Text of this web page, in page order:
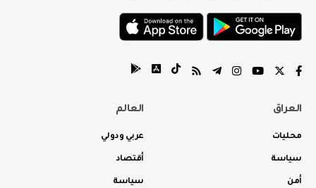
العراق
محليات
سياسة
أمن
العالم
عربي ودولي
أقتصاد
سياسة